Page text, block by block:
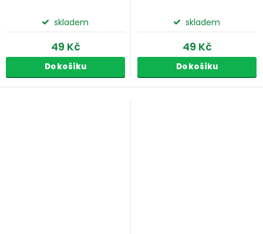
skladem
49 Kč
Do košíku
skladem
49 Kč
Do košíku